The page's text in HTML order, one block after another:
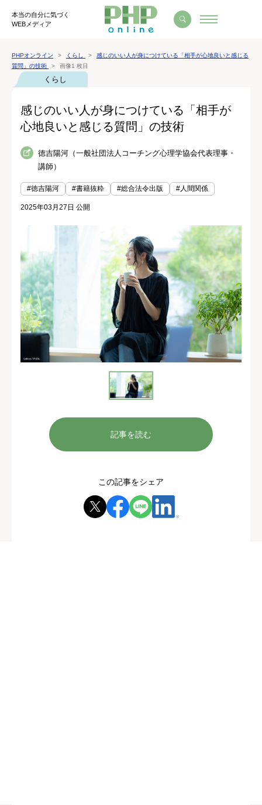
本当の自分に気づく
WEBメディア
PHPオンライン くらし
感じのいい人が身につけている「相手が心地良いと感じる
質問」の技術
画像1 枚目
くらし
感じのいい人が身につけている「相手が
心地良いと感じる質問」の技術
徳吉陽河（一般社団法人コーチング心理学協会代表理事・
講師）
#徳吉陽河 #書籍抜粋 #総合法令出版 #人間関係
2025年03月27日 公開
記事を読む
この記事をシェア